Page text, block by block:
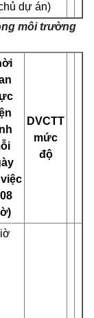
dự án)
môi trường
việc
DVCTT
mức
độ